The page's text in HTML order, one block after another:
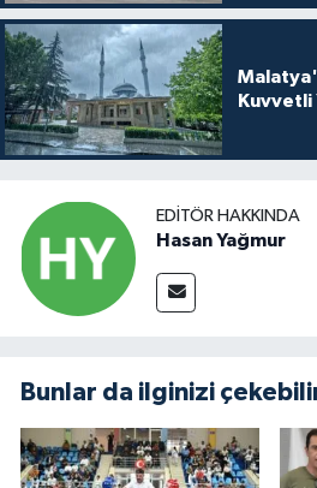
Kuvvetli
EDITÖR HAKKINDA
Hasan Yağmur
Bunlar da ilginizi